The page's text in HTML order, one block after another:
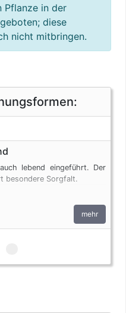
Pflanze in der
diese
nicht mitbringen.
lebend eingeführt. Der
besondere Sorgfalt.
mehr
2. geschützten